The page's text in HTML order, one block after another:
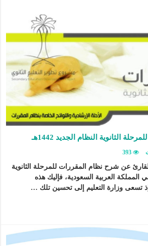
الثانوية النظام الجديد 1442هـ
393
عن شرح نظام المقررات للمرحلة الثانوية
المملكة العربية السعودية، فإليك هذه
تسعى وزارة التعليم إلى تحسين تلك …